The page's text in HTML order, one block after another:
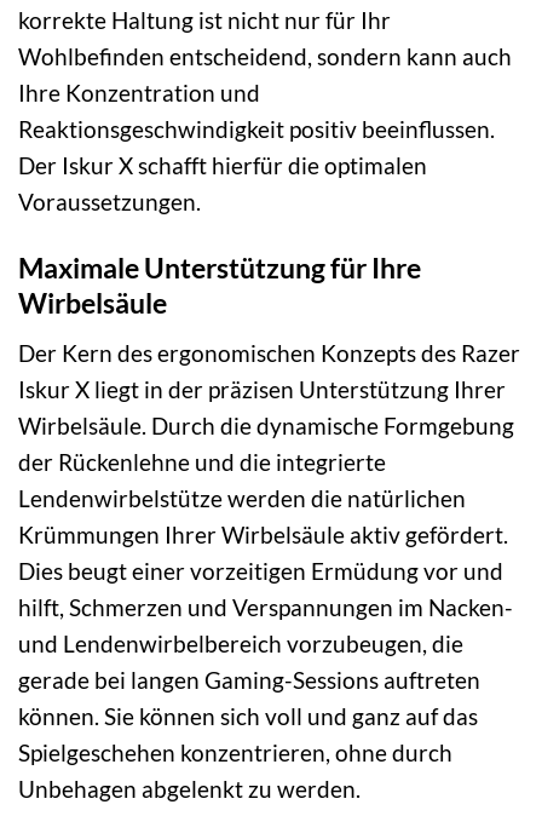
korrekte Haltung ist nicht nur für Ihr
Wohlbefinden entscheidend, sondern kann auch
Ihre Konzentration und
Reaktionsgeschwindigkeit positiv beeinflussen.
Der Iskur X schafft hierfür die optimalen
Voraussetzungen.
Maximale Unterstützung für Ihre
Wirbelsäule
Der Kern des ergonomischen Konzepts des Razer
Iskur X liegt in der präzisen Unterstützung Ihrer
Wirbelsäule. Durch die dynamische Formgebung
der Rückenlehne und die integrierte
Lendenwirbelstütze werden die natürlichen
Krümmungen Ihrer Wirbelsäule aktiv gefördert.
Dies beugt einer vorzeitigen Ermüdung vor und
hilft, Schmerzen und Verspannungen im Nacken-
und Lendenwirbelbereich vorzubeugen, die
gerade bei langen Gaming-Sessions auftreten
können. Sie können sich voll und ganz auf das
Spielgeschehen konzentrieren, ohne durch
Unbehagen abgelenkt zu werden.